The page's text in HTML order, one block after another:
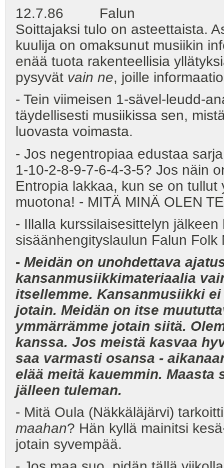
12.7.86 Falun
Soittajaksi tulo on asteettaista.
kuulija on omaksunut musiikin
enää tuota rakenteellisia
pysyvät vain ne, joille
- Tein viimeisen 1-sävel-leudd-
täydellisesti musiikissa sen,
luovasta voimasta.
- Jos negentropiaa edustaa
1-10-2-8-9-7-6-4-3-5? Jos näin
Entropia lakkaa, kun se on
muotona! - MITÄ MINÄ OLEN
- Illalla kurssilaisesittelyn
sisäänhengityslaulun Falun Folk
- Meidän on unohdettava
kansanmusiikkimateriaalia
itsellemme. Kansanmusiikki
jotain. Meidän on itse
ymmärrämme jotain siitä.
kanssa. Jos meistä kasvaa
saa varmasti osansa -
elää meitä kauemmin.
jälleen tuleman.
- Mitä Oula (Näkkäläjärvi)
maahan? Hän kyllä mainitsi
jotain syvempää.